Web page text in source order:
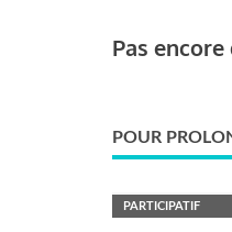
Pas
POUR
PARTICIPATIF